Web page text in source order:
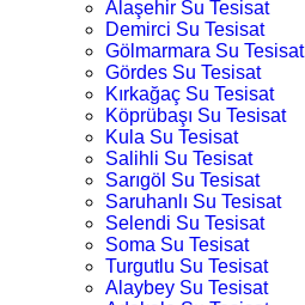
Alaşehir Su Tesisat
Demirci Su Tesisat
Gölmarmara Su Tesisat
Gördes Su Tesisat
Kırkağaç Su Tesisat
Köprübaşı Su Tesisat
Kula Su Tesisat
Salihli Su Tesisat
Sarıgöl Su Tesisat
Saruhanlı Su Tesisat
Selendi Su Tesisat
Soma Su Tesisat
Turgutlu Su Tesisat
Alaybey Su Tesisat